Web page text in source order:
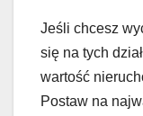
Jeśli chcesz
się na tych
wartość
Postaw na